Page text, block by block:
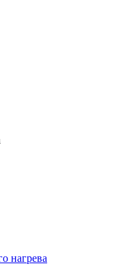
нагрева